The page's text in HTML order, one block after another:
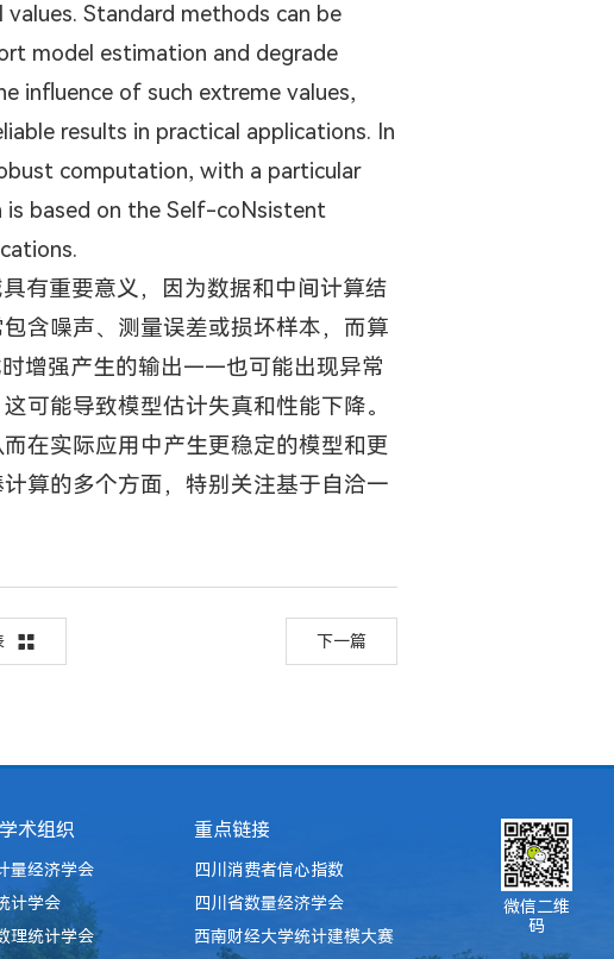
Standard methods can be
model estimation and degrade
influence of such extreme values,
results in practical applications. In
computation, with a particular
is based on the Self-coNsistent
有重要意义，因为数据和中间计算结
含噪声、测量误差或损坏样本，而算
增强产生的输出——也可能出现异常
可能导致模型估计失真和性能下降。
在实际应用中产生更稳定的模型和更
算的多个方面，特别关注基于自洽一
下一篇
术组织
量经济学会
计学会
理统计学会
重点链接
四川消费者信心指数
四川省数量经济学会
西南财经大学统计建模大赛
微信二维
码